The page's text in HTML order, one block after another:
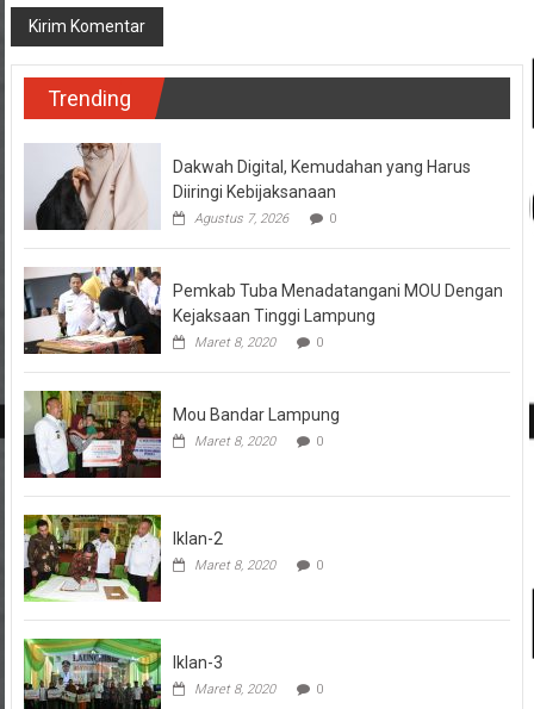
Trending
Dakwah Digital, Kemudahan yang Harus
Diiringi Kebijaksanaan
Agustus 7, 2026 0
Pemkab Tuba Menadatangani MOU Dengan
Kejaksaan Tinggi Lampung
Maret 8, 2020 0
Mou Bandar Lampung
Maret 8, 2020 0
Iklan-2
Maret 8, 2020 0
Iklan-3
Maret 8, 2020 0